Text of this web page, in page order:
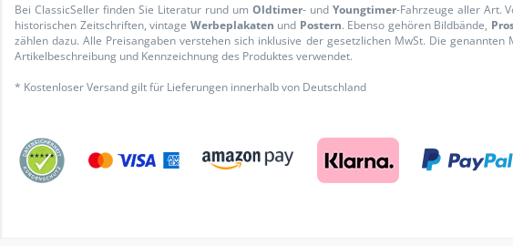
Bei ClassicSeller finden Sie Literatur rund um Oldtimer- und Youngtimer-Fahrzeuge aller Art.
historischen Zeitschriften, vintage Werbeplakaten und Postern. Ebenso gehören Bildbände,
zählen dazu. Alle Preisangaben verstehen sich inklusive der gesetzlichen MwSt. Die
Artikelbeschreibung und Kennzeichnung des Produktes verwendet.
* Kostenloser Versand gilt für Lieferungen innerhalb von Deutschland